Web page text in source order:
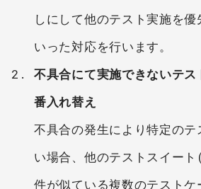
しにして他のテスト実施を
いった対応を行います。
不具合にて実施できないテ
番入れ替え
不具合の発生により特定の
い場合、他のテストスイー
件が似ている複数のテスト